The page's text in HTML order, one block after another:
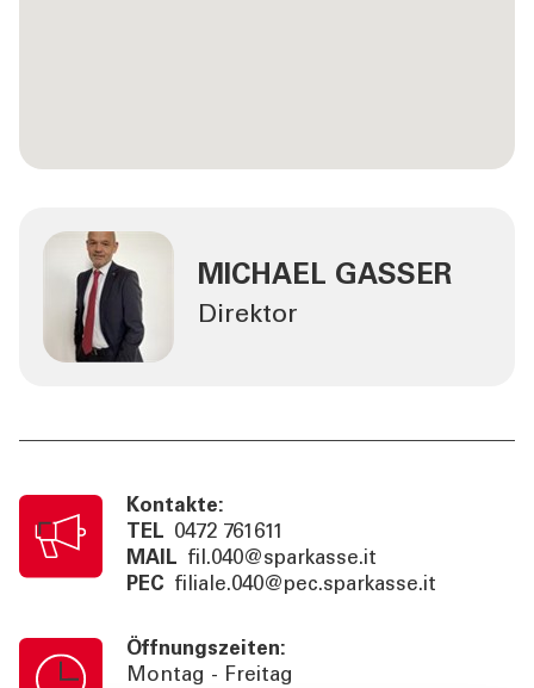
MICHAEL GASSER
Direktor
Kontakte:
TEL 0472 761611
MAIL fil.040@sparkasse.it
PEC filiale.040@pec.sparkasse.it
Öffnungszeiten:
Montag - Freitag